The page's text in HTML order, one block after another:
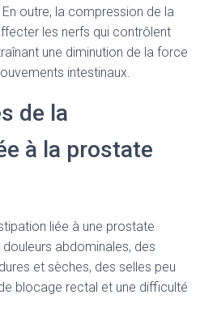
outre, la compression de la
les nerfs qui contrôlent
une diminution de la force
intestinaux.
de la
à la prostate
liée à une prostate
abdominales, des
et sèches, des selles peu
blocage rectal et une difficulté